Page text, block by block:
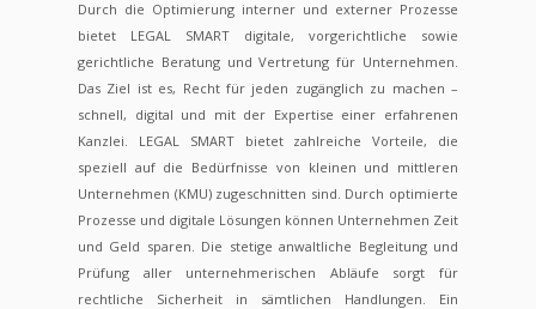
Durch die Optimierung interner und externer Prozesse
bietet LEGAL SMART digitale, vorgerichtliche sowie
gerichtliche Beratung und Vertretung für Unternehmen.
Das Ziel ist es, Recht für jeden zugänglich zu machen –
schnell, digital und mit der Expertise einer erfahrenen
Kanzlei. LEGAL SMART bietet zahlreiche Vorteile, die
speziell auf die Bedürfnisse von kleinen und mittleren
Unternehmen (KMU) zugeschnitten sind. Durch optimierte
Prozesse und digitale Lösungen können Unternehmen Zeit
und Geld sparen. Die stetige anwaltliche Begleitung und
Prüfung aller unternehmerischen Abläufe sorgt für
rechtliche Sicherheit in sämtlichen Handlungen. Ein